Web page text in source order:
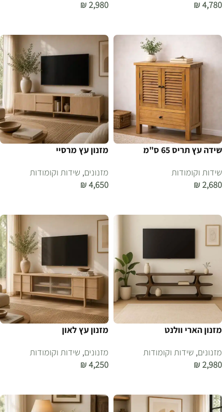
₪4,780
₪2,980
שידה עץ תריס 65 ס"מ
שידות וקומודות
₪2,680
מזנון עץ מרסיי
מזנונים, שידות וקומודות
₪4,650
מזנון הארי וולנט
מזנונים, שידות וקומודות
₪2,980
מזנון עץ לאון
מזנונים, שידות וקומודות
₪4,250